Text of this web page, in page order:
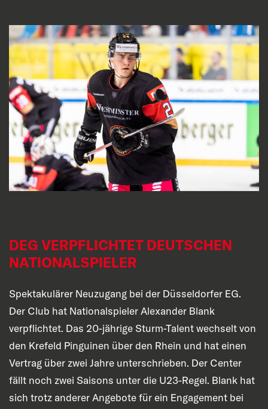
DEG VERPFLICHTET DEUTSCHEN
NATIONALSPIELER
Spektakulärer Neuzugang bei der Düsseldorfer EG.
Der Club hat Nationalspieler Alexander Blank
verpflichtet. Das 20-jährige Sturm-Talent wechselt von
den Krefeld Pinguinen über den Rhein und hat einen
Vertrag über zwei Jahre unterschrieben. Der Center
fällt noch zwei Saisons unter die U23-Regel. Blank hat
sich trotz anderer Angebote für ein Engagement bei